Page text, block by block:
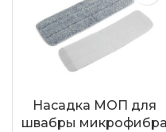
Насадка МОП для
швабры микрофибра